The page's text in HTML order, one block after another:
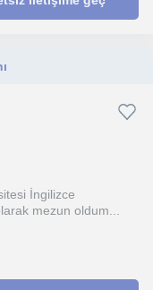
İngilizce
mezun oldum...